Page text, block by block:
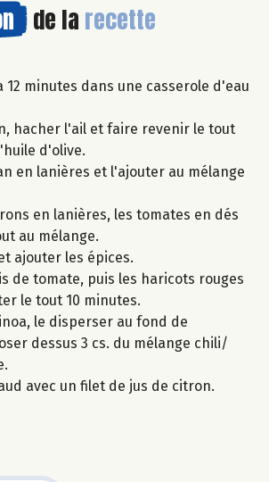
de la recette
12 minutes dans une casserole d'eau
hacher l'ail et faire revenir le tout
d'olive.
en lanières et l'ajouter au mélange
en lanières, les tomates en dés
au mélange.
ajouter les épices.
de tomate, puis les haricots rouges
le tout 10 minutes.
le disperser au fond de
dessus 3 cs. du mélange chili/
avec un filet de jus de citron.